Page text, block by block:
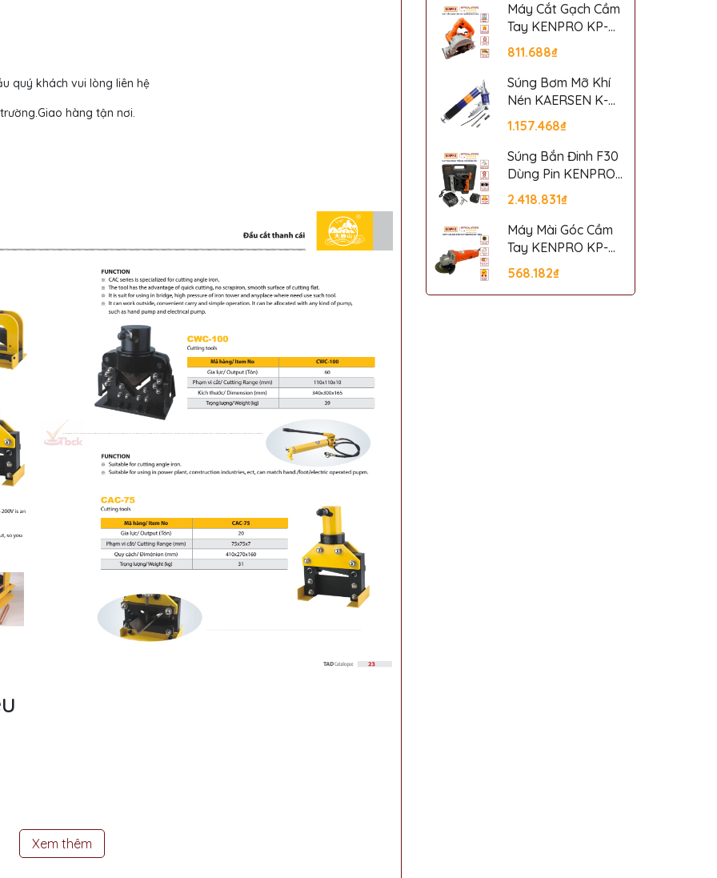
quý khách vui lòng liên hệ
hàng tận nơi.
chi tiết sản phẩm, màu sắc có thể thay đổi tùy theo sản phẩm thực tế.
Xem thêm
Máy Cắt Gạch Cầm
Tay KENPRO KP-
110A
811.688₫
Súng Bơm Mỡ Khí
Nén KAERSEN K-
601
1.157.468₫
Súng Bắn Đinh F30
Dùng Pin KENPRO
F30P
2.418.831₫
Máy Mài Góc Cầm
Tay KENPRO KP-
100A
568.182₫